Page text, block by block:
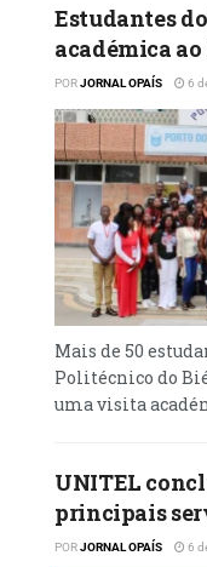
momento de
mesmo tempo,
crianças
devem ter com
importância
de tentativa
de quem seja
Ler Mais
Estudantes
académica
PORJORNAL OPAÍS 6
Mais de 50
Politécnico do
uma visita
UNITEL
principais
PORJORNAL OPAÍS 6